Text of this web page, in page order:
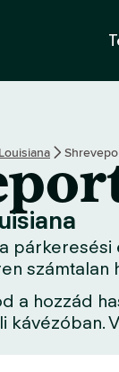
Louisiana
a hozzád
kávézóban.